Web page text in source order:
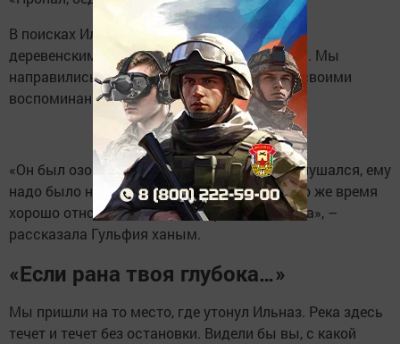
В поисках Ильназа помогала и заведующая
деревенским клубом Гульфия Гиниятуллина. Мы
направились к ней, и она тоже поделилась своими
воспоминаниями о парне.
«Он был озорным, веселым ребенком. Не слушался, ему
надо было несколько раз повторять. Но в то же время
хорошо относился к людям. Пропал, бедняга», –
рассказала Гульфия ханым.
«Если рана твоя глубока…»
Мы пришли на то место, где утонул Ильназ. Река здесь
течет и течет без остановки. Видели бы вы, с какой